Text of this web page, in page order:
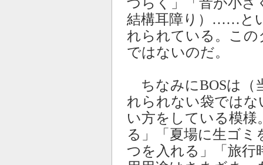
結構耳障り）……と
れられている。こ
ではないのだ。
ちなみにBOSは（
れられない袋では
い方をしている模
る」「夏場に生ゴ
つを入れる」「旅行